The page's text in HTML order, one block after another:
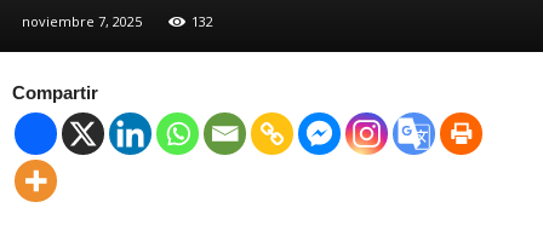
noviembre 7, 2025 132
Compartir